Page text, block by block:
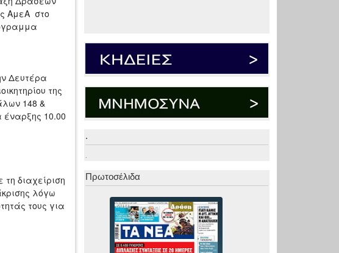
ΑμεΑ στο
Δευτέρα
της
148 &
10.00
διαχείριση
λόγω
τους για
.
.
Πρωτοσέλιδα